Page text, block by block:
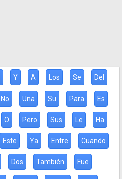
Y A Los Se Del
No Una Su Para Es
O Pero Sus Le Ha
Este Ya Entre Cuando
Dos También Fue